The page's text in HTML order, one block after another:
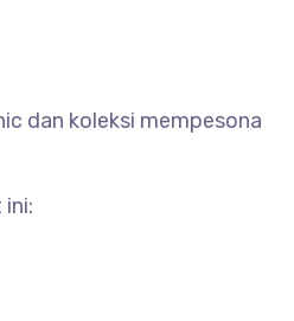
dan koleksi mempesona